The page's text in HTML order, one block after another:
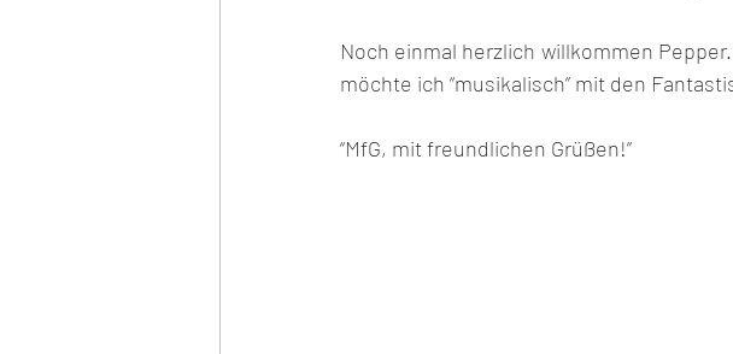
Noch einmal herzlich willkommen
möchte ich “musikalisch” mit den
“MfG, mit freundlichen Grüßen!”